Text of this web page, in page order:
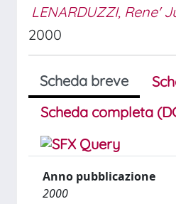
LENARDUZZI, Rene'
2000
Scheda breve
Scheda completa
Anno pubblicazione
2000